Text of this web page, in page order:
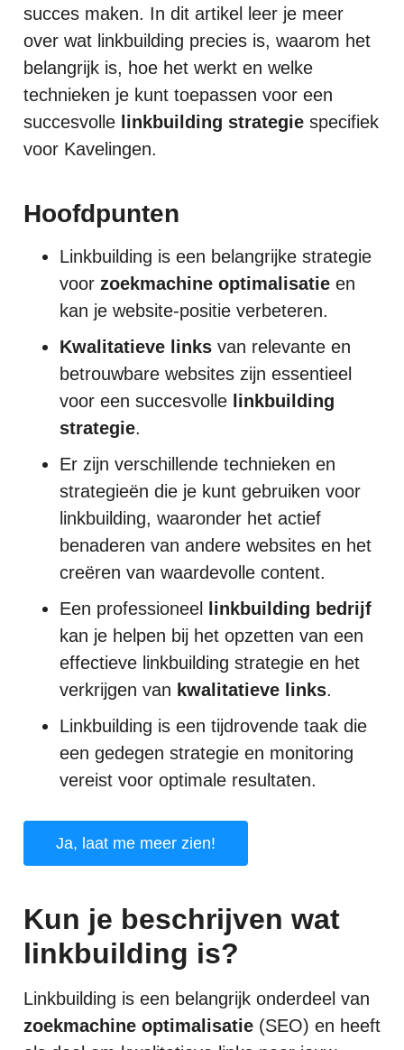
succes maken. In dit artikel leer je meer
over wat linkbuilding precies is, waarom het
belangrijk is, hoe het werkt en welke
technieken je kunt toepassen voor een
succesvolle linkbuilding strategie specifiek
voor Kavelingen.
Hoofdpunten
Linkbuilding is een belangrijke strategie
voor zoekmachine optimalisatie en
kan je website-positie verbeteren.
Kwalitatieve links van relevante en
betrouwbare websites zijn essentieel
voor een succesvolle linkbuilding
strategie.
Er zijn verschillende technieken en
strategieën die je kunt gebruiken voor
linkbuilding, waaronder het actief
benaderen van andere websites en het
creëren van waardevolle content.
Een professioneel linkbuilding bedrijf
kan je helpen bij het opzetten van een
effectieve linkbuilding strategie en het
verkrijgen van kwalitatieve links.
Linkbuilding is een tijdrovende taak die
een gedegen strategie en monitoring
vereist voor optimale resultaten.
Ja, laat me meer zien!
Kun je beschrijven wat
linkbuilding is?
Linkbuilding is een belangrijk onderdeel van
zoekmachine optimalisatie (SEO) en heeft